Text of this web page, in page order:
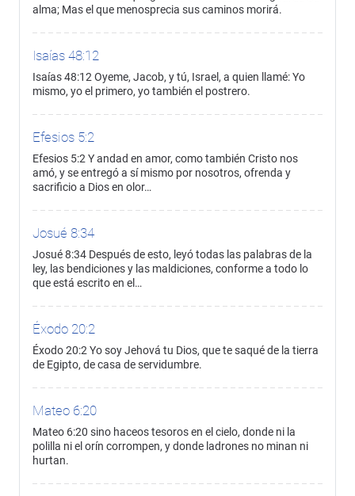
alma; Mas el que menosprecia sus caminos morirá.
Isaías 48:12
Isaías 48:12 Oyeme, Jacob, y tú, Israel, a quien llamé: Yo
mismo, yo el primero, yo también el postrero.
Efesios 5:2
Efesios 5:2 Y andad en amor, como también Cristo nos
amó, y se entregó a sí mismo por nosotros, ofrenda y
sacrificio a Dios en olor…
Josué 8:34
Josué 8:34 Después de esto, leyó todas las palabras de la
ley, las bendiciones y las maldiciones, conforme a todo lo
que está escrito en el…
Éxodo 20:2
Éxodo 20:2 Yo soy Jehová tu Dios, que te saqué de la tierra
de Egipto, de casa de servidumbre.
Mateo 6:20
Mateo 6:20 sino haceos tesoros en el cielo, donde ni la
polilla ni el orín corrompen, y donde ladrones no minan ni
hurtan.